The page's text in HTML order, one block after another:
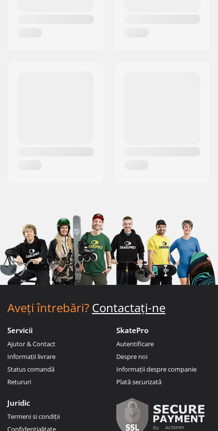
Aveți întrebări? Contactați-ne
Servicii
Ajutor & Contact
Informații livrare
Status comandă
Retururi
SkatePro
Autentificare
Despre noi
Informații despre companie
Plată securizată
Juridic
Termeni si condiții
Confidențialitate